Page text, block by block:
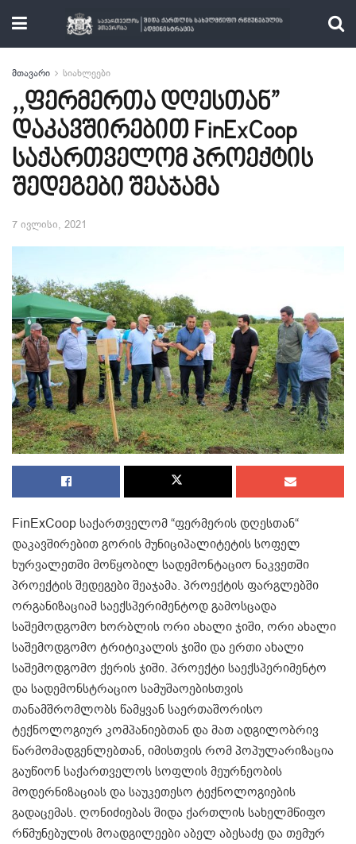
მთავარი სიახლეები
,,ფერმერთა დღესთან”
დაკავშირებით FinExCoop
საქართველომ პროექტის
შედეგები შეაჯამა
7 ივლისი, 2021
FinExCoop საქართველომ “ფერმერის დღესთან“
დაკავშირებით გორის მუნიციპალიტეტის სოფელ
ხურვალეთში მოწყობილ სადემონტაციო ნაკვეთში
პროექტის შედეგები შეაჯამა. პროექტის ფარგლებში
ორგანიზაციამ საექსპერიმენტოდ გამოსცადა
საშემოდგომო ხორბლის ორი ახალი ჯიში, ორი ახალი
საშემოდგომო ტრიტიკალის ჯიში და ერთი ახალი
საშემოდგომო ქერის ჯიში. პროექტი საექსპერიმენტო
და სადემონსტრაციო სამუშაოებისთვის
თანამშრომლობს წამყვან საერთაშორისო
ტექნოლოგიურ კომპანიებთან და მათ ადგილობრივ
წარმომადგენლებთან, იმისთვის რომ პოპულარიზაცია
გაუწიონ საქართველოს სოფლის მეურნეობის
მოდერნიზაციას და საუკეთესო ტექნოლოგიების
გადაცემას. ღონიძიებას შიდა ქართლის სახელმწიფო
რწმუნებულის მოადგილეები აბელ აბესაძე და თემურ